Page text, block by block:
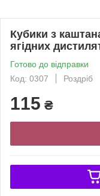
Кубики з
ягідних
Готово до відправки
Код: 0307
Роздріб
115 ₴